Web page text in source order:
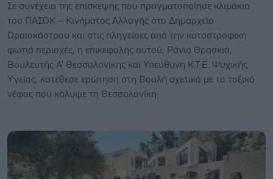
Σε συνέχεια της επίσκεψης που πραγματοποίησε κλιμάκιο
του ΠΑΣΟΚ – Κινήματος Αλλαγής στο Δημαρχείο
Ωραιοκάστρου και στις πληγείσες από την καταστροφική
φωτιά περιοχές, η επικεφαλής αυτού, Ράνια Θρασκιά,
Βουλευτής Α' Θεσσαλονίκης και Υπεύθυνη Κ.Τ.Ε. Ψυχικής
Υγείας, κατέθεσε ερώτηση στη Βουλή σχετικά με το τοξικό
νέφος που κάλυψε τη Θεσσαλονίκη.